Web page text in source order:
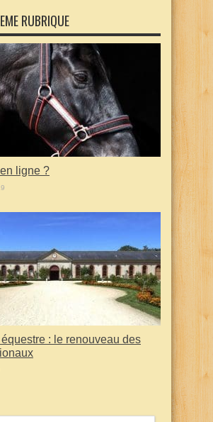
RUBRIQUE
ligne ?
: le renouveau des